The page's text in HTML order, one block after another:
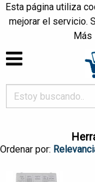
Esta página utiliza
mejorar el servicio.
Más
Ordenar por: